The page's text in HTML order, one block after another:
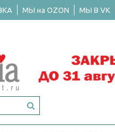
МЫ на OZON МЫ В VK